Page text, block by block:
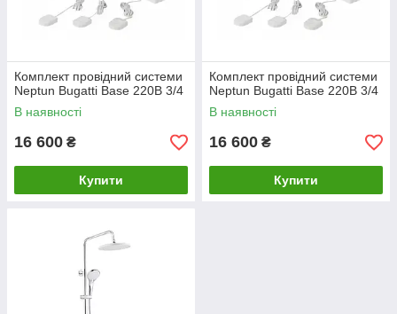
Комплект провідний системи
Neptun Bugatti Base 220B 3/4
В наявності
16 600 ₴
Купити
Комплект провідний системи
Neptun Bugatti Base 220B 3/4
В наявності
16 600 ₴
Купити